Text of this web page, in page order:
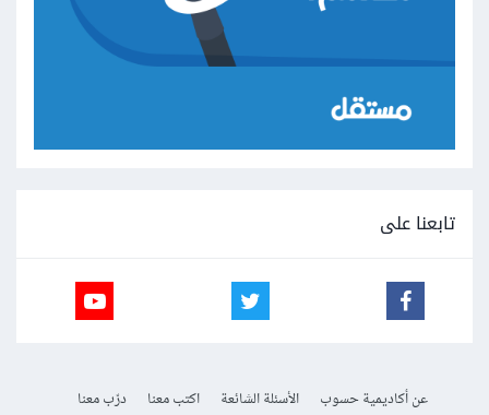
تابعنا على
عن أكاديمية حسوب الأسئلة الشائعة اكتب معنا
درّب معنا